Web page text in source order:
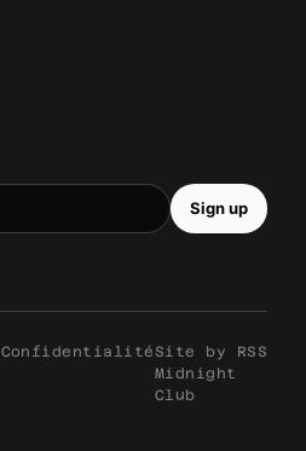
Sign up
Confidentialité Site by
Midnight
Club
RSS